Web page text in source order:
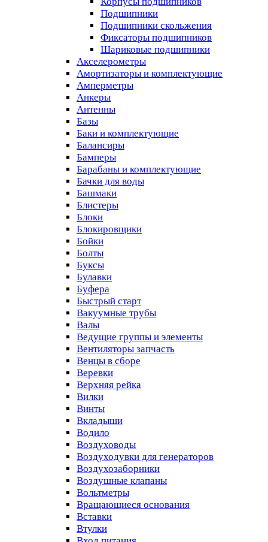
Подшипники
Подшипники скольжения
Фиксаторы подшипников
Шариковые подшипники
Акселерометры
Амортизаторы и комплектующие
Амперметры
Анкеры
Антенны
Базы
Баки и комплектующие
Балансиры
Бамперы
Барабаны и комплектующие
Бачки для воды
Башмаки
Блистеры
Блоки
Блокировщики
Бойки
Болты
Буксы
Булавки
Буфера
Быстрый старт
Вакуумные трубы
Валы
Ведущие группы и элементы
Вентиляторы запчасть
Венцы в сборе
Веревки
Верхняя рейка
Вилки
Винты
Вкладыши
Водило
Воздуховоды
Воздуходувки для генераторов
Воздухозаборники
Воздушные клапаны
Вольтметры
Вращающиеся основания
Вставки
Втулки